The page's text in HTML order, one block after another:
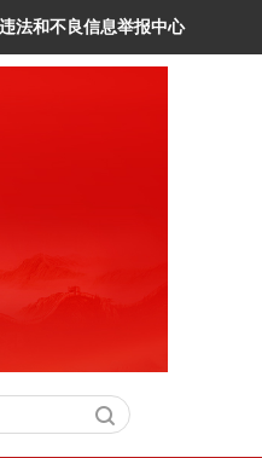
法和不良信息举报中心